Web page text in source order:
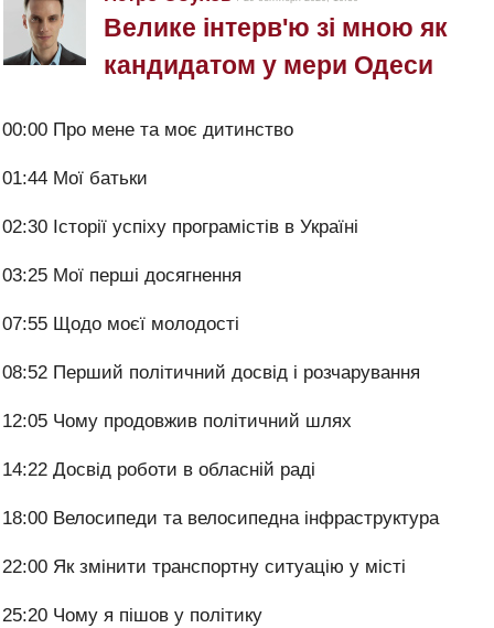
Велике інтерв'ю зі мною як
кандидатом у мери Одеси
00:00 Про мене та моє дитинство
01:44 Мої батьки
02:30 Історії успіху програмістів в Україні
03:25 Мої перші досягнення
07:55 Щодо моєї молодості
08:52 Перший політичний досвід і розчарування
12:05 Чому продовжив політичний шлях
14:22 Досвід роботи в обласній раді
18:00 Велосипеди та велосипедна інфраструктура
22:00 Як змінити транспортну ситуацію у місті
25:20 Чому я пішов у політику